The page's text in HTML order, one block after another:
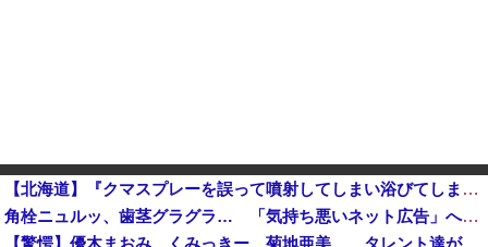
【北海道】『クマスプレーを誤って噴射してしまい浴びてしまった』トムラウシ山で登山中の女子高校生が熊除けスプレー浴びる…道警ヘリで救助…意識あり…学校行事で入山他
角栓ニュルッ、歯茎グラグラ… 「気持ち悪いネット広告」への苦情が急増
【驚愕】優木まおみ、くみっきー、菊地亜美……タレント達が次々とアジアの国々へ移住する本当の理由って何？